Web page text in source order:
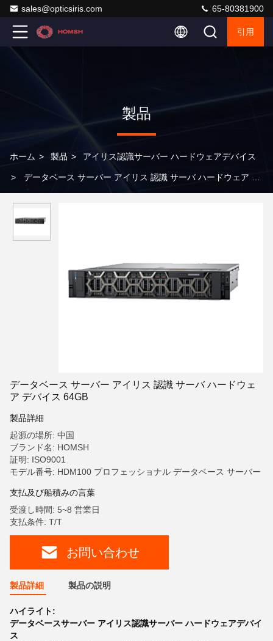
sales@opticsiris.com 65-80381900
引用
製品
ホーム > 製品 > アイリス認識サーバー ハードウェアデバイス
> データベース サーバー アイリス 認識 サーバ ハードウェア デ
データベース サーバー アイリス 認識 サーバ ハードウェ
ア デバイス 64GB
製品詳細
起源の場所: 中国
ブランド名: HOMSH
証明: ISO9001
モデル番号: HDM100 プロフェッショナル データベース サーバー
支払及び船積みの言葉
受渡し時間: 5~8 営業日
支払条件: T/T
お問い合わせ
製品詳細 製品の説明
ハイライト:
データベースサーバー アイリス認識サーバー ハードウェアデバイ
ス